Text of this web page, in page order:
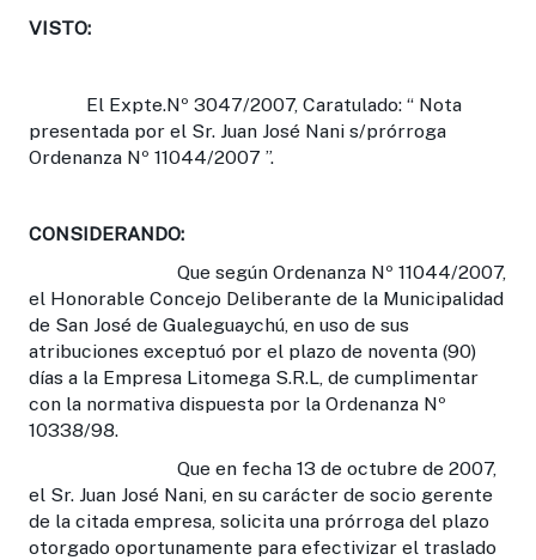
VISTO:
El Expte.Nº 3047/2007, Caratulado: “ Nota
presentada por el Sr. Juan José Nani s/prórroga
Ordenanza Nº 11044/2007 ”.
CONSIDERANDO:
Que según Ordenanza Nº 11044/2007,
el Honorable Concejo Deliberante de la Municipalidad
de San José de Gualeguaychú, en uso de sus
atribuciones exceptuó por el plazo de noventa (90)
días a la Empresa Litomega S.R.L, de cumplimentar
con la normativa dispuesta por la Ordenanza Nº
10338/98.
Que en fecha 13 de octubre de 2007,
el Sr. Juan José Nani, en su carácter de socio gerente
de la citada empresa, solicita una prórroga del plazo
otorgado oportunamente para efectivizar el traslado